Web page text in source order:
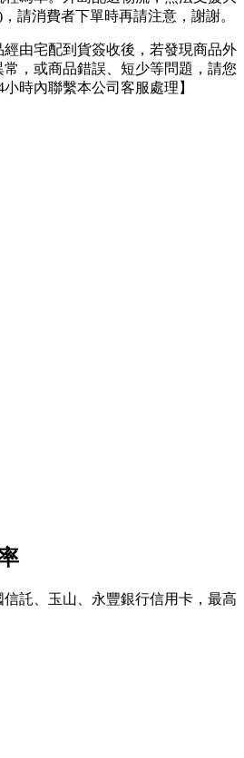
請消費者下單時再請注意，謝謝。
經由宅配到貨簽收後，若發現商品外
，或商品錯誤、短少等問題，請您
時內聯繫本公司客服處理】
託、玉山、永豐銀行信用卡，最高